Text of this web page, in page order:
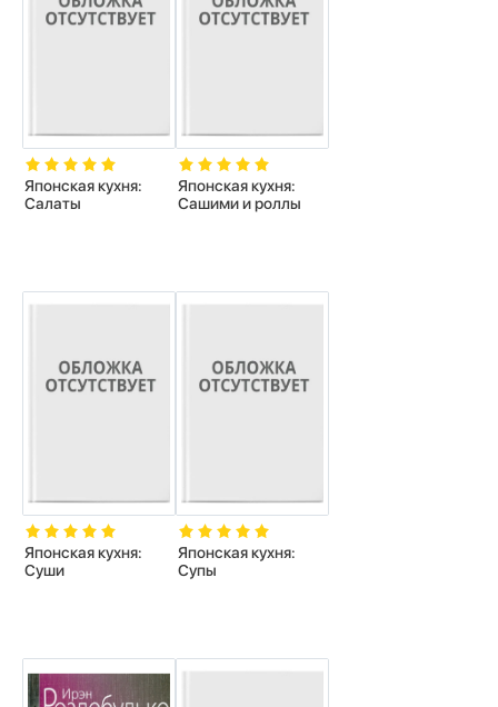
Японская кухня:
Салаты
Японская кухня:
Сашими и роллы
Японская кухня:
Суши
Японская кухня:
Супы